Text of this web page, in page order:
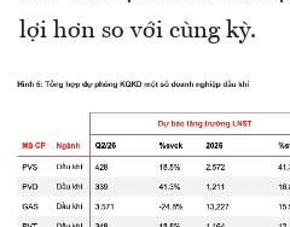
lợi hơn so với cùng kỳ.